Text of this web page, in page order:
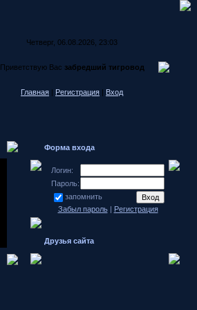
Четверг, 06.08.2026, 23:03
Приветствую Вас забредший тигровод
Главная | Регистрация | Вход
Форма входа
Логин:
Пароль:
запомнить
Забыл пароль| Регистрация
Друзья сайта